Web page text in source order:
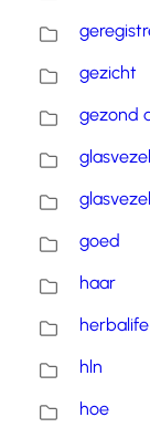
gezicht
gezond
glasvezel
goed
haar
herbalife
hln
hoe